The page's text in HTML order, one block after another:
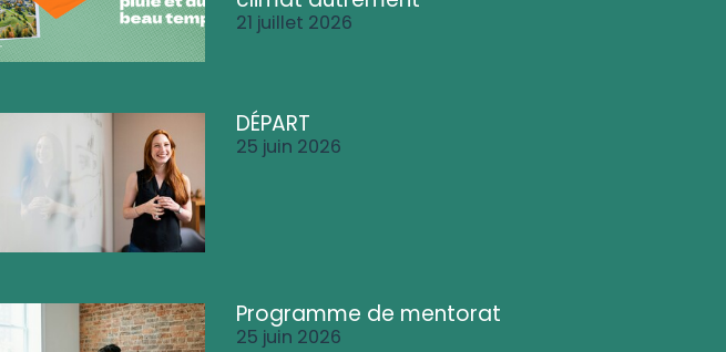
21 juillet 2026
DÉPART
25 juin 2026
Programme de mentorat
25 juin 2026